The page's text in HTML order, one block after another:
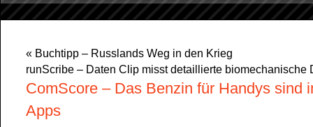
« Buchtipp – Russlands Weg in den Krieg
runScribe – Daten Clip misst detaillierte biomechanische
ComScore – Das Benzin für Handys sind
Apps